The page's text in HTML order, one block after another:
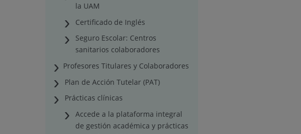
la UAM
Certificado de Inglés
Seguro Escolar: Centros
sanitarios colaboradores
Profesores Titulares y Colaboradores
Plan de Acción Tutelar (PAT)
Prácticas clínicas
Accede a la plataforma integral
de gestión académica y prácticas